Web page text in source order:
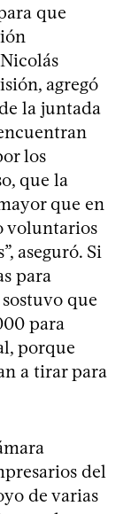
que
agregó
la juntada
los
que la
que en
voluntarios
aseguró. Si
para
que
para
porque
a tirar para
del
de varias